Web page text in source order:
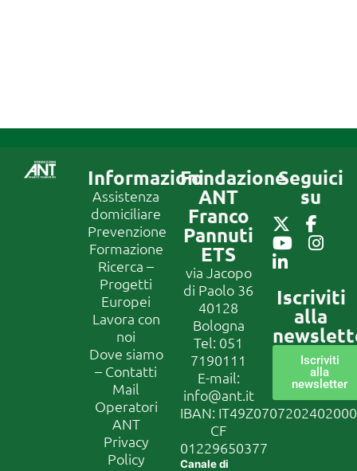
Informazioni
Assistenza
domiciliare
Prevenzione
Formazione
Ricerca –
Progetti
Europei
Lavora con
noi
Dove siamo
– Contatti
Mail
Operatori
ANT
Privacy
Policy
Fondazione
ANT
Franco
Pannuti
ETS
via Jacopo
di Paolo 36
40128
Bologna
Tel: 051
7190111
E-mail:
info@ant.it
IBAN:
CF
01229650377
Canale di
Seguici
su
Iscriviti
alla
Iscriviti
alla
newsletter